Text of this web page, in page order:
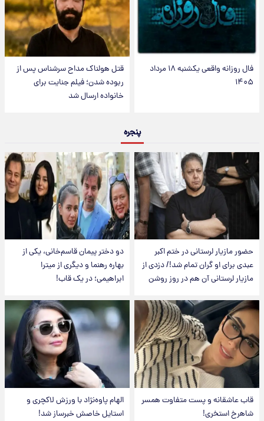
فال روزانه واقعی یکشنبه ۱۸ مرداد
۱۴۰۵
قتل هولناک مداح سرشناس پس از
ربوده شدن؛ فیلم جنایت برای
خانواده ارسال شد
پنجره
حضور مازیار لرستانی در ختم اکبر
عبدی برای او گران تمام شد!/ دزدی از
مازیار لرستانی آن هم در روز روشن
دو دختر پیمان قاسم‌خانی، یکی از
بهاره رهنما و دیگری از میترا
ابراهیمی؛ در یک قاب!
قاب عاشقانه و پست متفاوت همسر
شاهرخ استخری!
الهام پاوه‌نژاد با ورزش لاکچری و
استایل خاصش خبرساز شد!